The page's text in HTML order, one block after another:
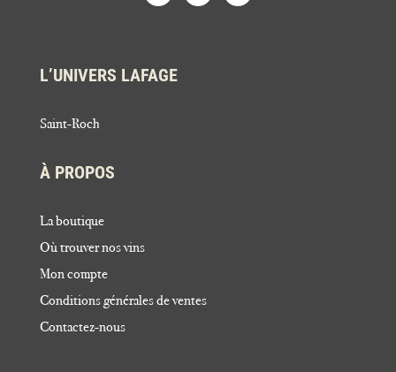
L’UNIVERS LAFAGE
Saint-Roch
À PROPOS
La boutique
Où trouver nos vins
Mon compte
Conditions générales de ventes
Contactez-nous